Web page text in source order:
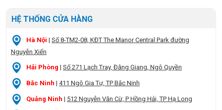
HỆ THỐNG CỬA HÀNG
Hà Nội | Số 8-TM2-08, KĐT The Manor Central Park đường
Nguyễn Xiển
Hải Phòng | Số 271 Lạch Tray, Đằng Giang, Ngô Quyền
Bắc Ninh | 411 Ngô Gia Tự, TP Bắc Ninh
Quảng Ninh | 512 Nguyễn Văn Cừ, P Hồng Hải, TP Hạ Long